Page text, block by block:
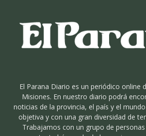
El Parana Diario es un periódico online
Misiones. En nuestro diario podrá
noticias de la provincia, el país y el
objetiva y con una gran diversidad de
Trabajamos con un grupo de